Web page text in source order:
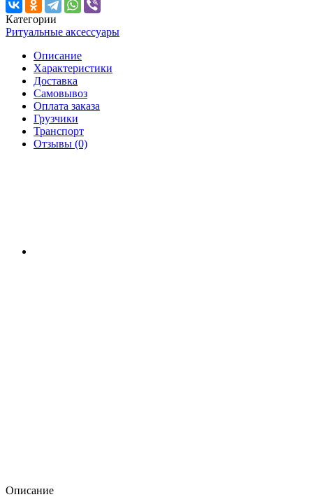
Категории
Ритуальные аксессуары
Описание
Характеристики
Доставка
Самовывоз
Оплата заказа
Грузчики
Транспорт
Отзывы (0)
Описание